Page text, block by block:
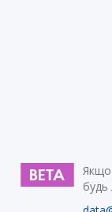
Якщо
будь